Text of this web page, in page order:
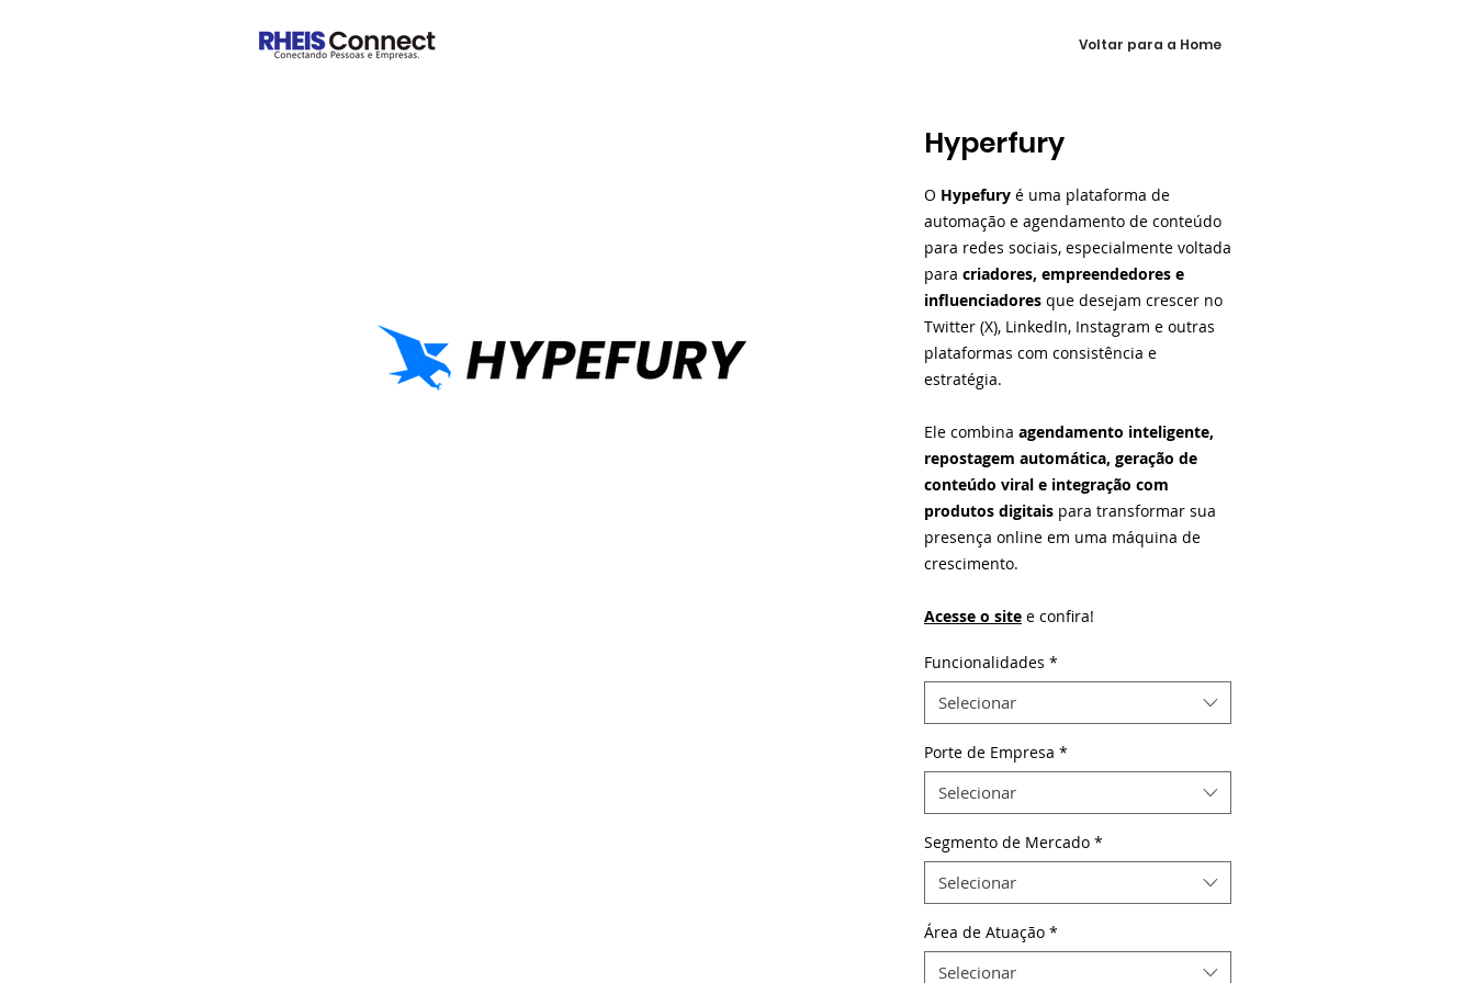
Voltar para a Home
Hyperfury
O Hypefury é uma plataforma de
automação e agendamento de conteúdo
para redes sociais, especialmente voltada
para criadores, empreendedores e
influenciadores que desejam crescer no
Twitter (X), LinkedIn, Instagram e outras
plataformas com consistência e
estratégia.
Ele combina agendamento inteligente,
repostagem automática, geração de
conteúdo viral e integração com
produtos digitais para transformar sua
presença online em uma máquina de
crescimento.
Acesse o site e confira!
Funcionalidades *
Selecionar
Porte de Empresa *
Selecionar
Segmento de Mercado *
Selecionar
Área de Atuação *
Selecionar